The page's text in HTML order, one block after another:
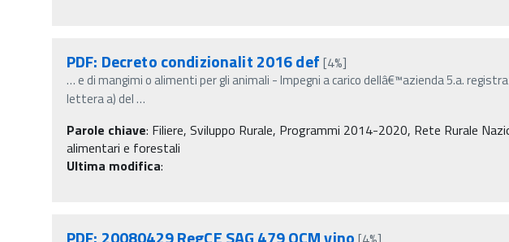
PDF: Decreto condizionalit 2016 def [4%]
… e di mangimi o alimenti per gli animali - Impegni a carico dellâ€™azienda 5.a.
lettera a) del…
Parole chiave: Filiere, Sviluppo Rurale, Programmi 2014-2020, Rete Rurale
alimentari e forestali
Ultima modifica: